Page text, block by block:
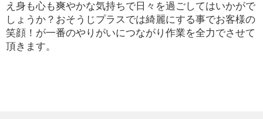
え身も心も爽やかな気持ちで日々を過ごしてはいかがで
しょうか？おそうじプラスでは綺麗にする事でお客様の
笑顔！が一番のやりがいにつながり作業を全力でさせて
頂きます。